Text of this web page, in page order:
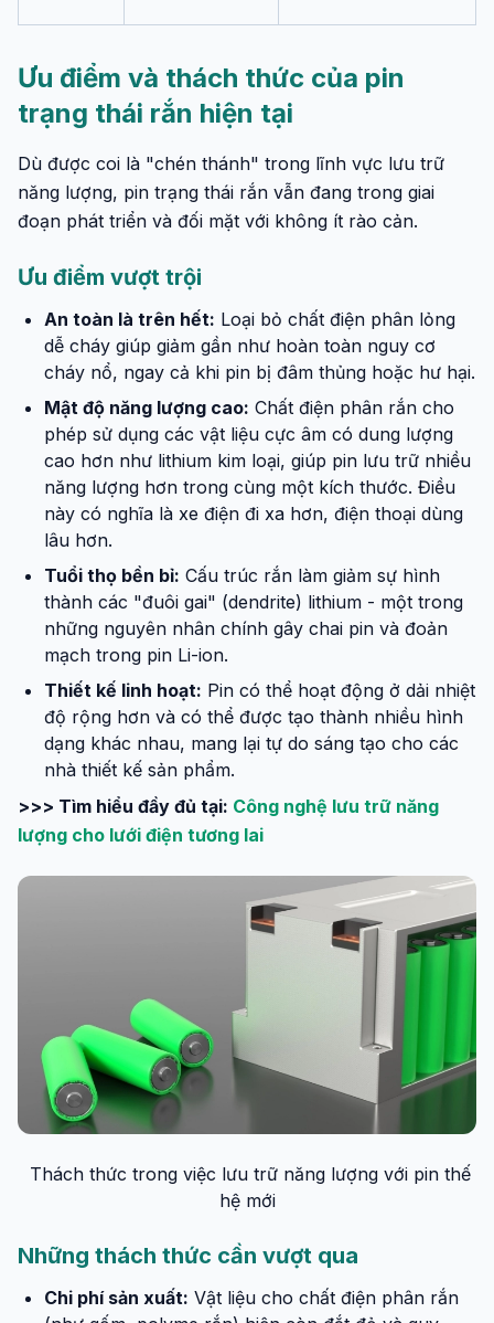
Ưu điểm và thách thức của pin
trạng thái rắn hiện tại
Dù được coi là "chén thánh" trong lĩnh vực lưu trữ
năng lượng, pin trạng thái rắn vẫn đang trong giai
đoạn phát triển và đối mặt với không ít rào cản.
Ưu điểm vượt trội
An toàn là trên hết: Loại bỏ chất điện phân lỏng
dễ cháy giúp giảm gần như hoàn toàn nguy cơ
cháy nổ, ngay cả khi pin bị đâm thủng hoặc hư hại.
Mật độ năng lượng cao: Chất điện phân rắn cho
phép sử dụng các vật liệu cực âm có dung lượng
cao hơn như lithium kim loại, giúp pin lưu trữ nhiều
năng lượng hơn trong cùng một kích thước. Điều
này có nghĩa là xe điện đi xa hơn, điện thoại dùng
lâu hơn.
Tuổi thọ bền bỉ: Cấu trúc rắn làm giảm sự hình
thành các "đuôi gai" (dendrite) lithium - một trong
những nguyên nhân chính gây chai pin và đoản
mạch trong pin Li-ion.
Thiết kế linh hoạt: Pin có thể hoạt động ở dải nhiệt
độ rộng hơn và có thể được tạo thành nhiều hình
dạng khác nhau, mang lại tự do sáng tạo cho các
nhà thiết kế sản phẩm.
>>> Tìm hiểu đầy đủ tại: Công nghệ lưu trữ năng
lượng cho lưới điện tương lai
Thách thức trong việc lưu trữ năng lượng với pin thế
hệ mới
Những thách thức cần vượt qua
Chi phí sản xuất: Vật liệu cho chất điện phân rắn